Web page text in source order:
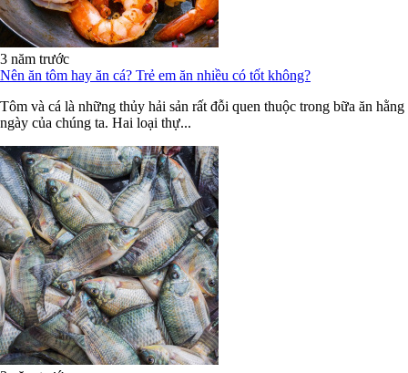
3 năm trước
Nên ăn tôm hay ăn cá? Trẻ em ăn nhiều có tốt không?
Tôm và cá là những thủy hải sản rất đỗi quen thuộc trong bữa ăn hằng
ngày của chúng ta. Hai loại thự...